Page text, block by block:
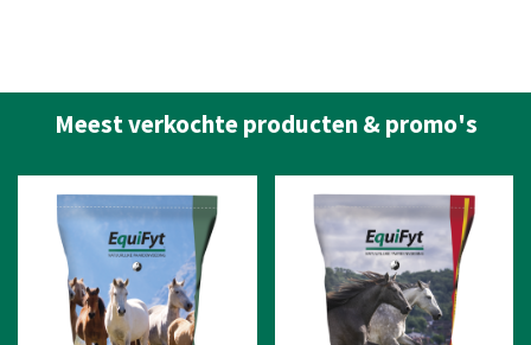
Meest verkochte producten & promo's